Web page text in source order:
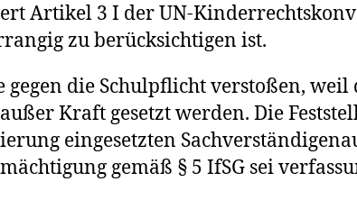
Artikel 3 I der UN-
zu berücksichtigen ist.
gegen die Schulpflicht verstoßen,
Kraft gesetzt werden. Die
eingesetzten
gemäß § 5 IfSG sei